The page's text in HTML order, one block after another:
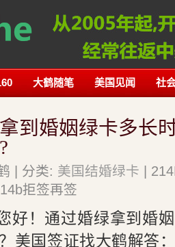
大鹤随笔 美国见闻 社
到婚姻绿卡多长
| 分类: 美国结婚绿卡 |
拒签再签
好！通过婚绿拿到婚
美国签证找大鹤解答